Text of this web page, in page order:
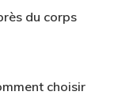
du corps
choisir